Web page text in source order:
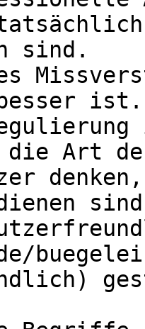
sind.
besser
die Art
denken,